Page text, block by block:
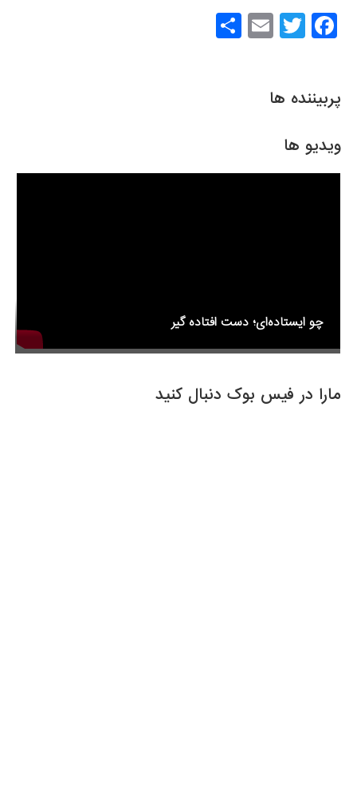
پربیننده ها
ویدیو ها
چو ایستاده‌ای؛ دست افتاده گیر
مارا در فیس بوک دنبال کنید
F
a
e
o
o
T
wi
er
E
m